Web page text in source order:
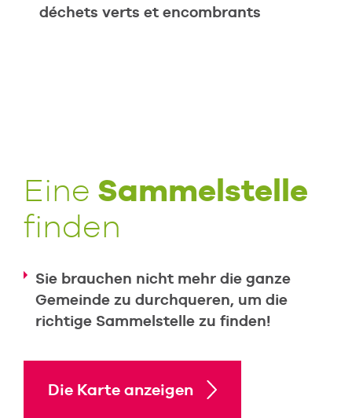
déchets verts et encombrants
Eine Sammelstelle
finden
Sie brauchen nicht mehr die ganze
Gemeinde zu durchqueren, um die
richtige Sammelstelle zu finden!
Die Karte anzeigen